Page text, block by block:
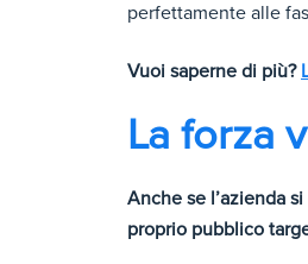
perfettamente alle
Vuoi saperne di più?
La forza
Anche se l’azienda
proprio pubblico